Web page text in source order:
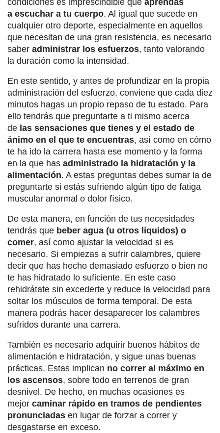
condiciones es imprescindible que aprendas
a escuchar a tu cuerpo. Al igual que sucede en
cualquier otro deporte, especialmente en aquellos
que necesitan de una gran resistencia, es necesario
saber administrar los esfuerzos, tanto valorando
la duración como la intensidad.
En este sentido, y antes de profundizar en la propia
administración del esfuerzo, conviene que cada diez
minutos hagas un propio repaso de tu estado. Para
ello tendrás que preguntarte a ti mismo acerca
de las sensaciones que tienes y el estado de
ánimo en el que te encuentras, así como en cómo
te ha ido la carrera hasta ese momento y la forma
en la que has administrado la hidratación y la
alimentación. A estas preguntas debes sumar la de
preguntarte si estás sufriendo algún tipo de fatiga
muscular anormal o dolor físico.
De esta manera, en función de tus necesidades
tendrás que beber agua (u otros líquidos) o
comer, así como ajustar la velocidad si es
necesario. Si empiezas a sufrir calambres, quiere
decir que has hecho demasiado esfuerzo o bien no
te has hidratado lo suficiente. En este caso
rehidrátate sin excederte y reduce la velocidad para
soltar los músculos de forma temporal. De esta
manera podrás hacer desaparecer los calambres
sufridos durante una carrera.
También es necesario adquirir buenos hábitos de
alimentación e hidratación, y sigue unas buenas
prácticas. Estas implican no correr al máximo en
los ascensos, sobre todo en terrenos de gran
desnivel. De hecho, en muchas ocasiones es
mejor caminar rápido en tramos de pendientes
pronunciadas en lugar de forzar a correr y
desgastarse en exceso.